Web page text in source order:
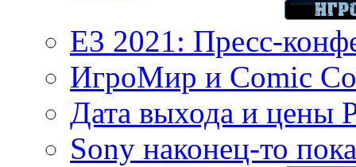
E3 2021: Пресс-
ИгроМир и Comic
Дата выхода и цены
Sony наконец-то